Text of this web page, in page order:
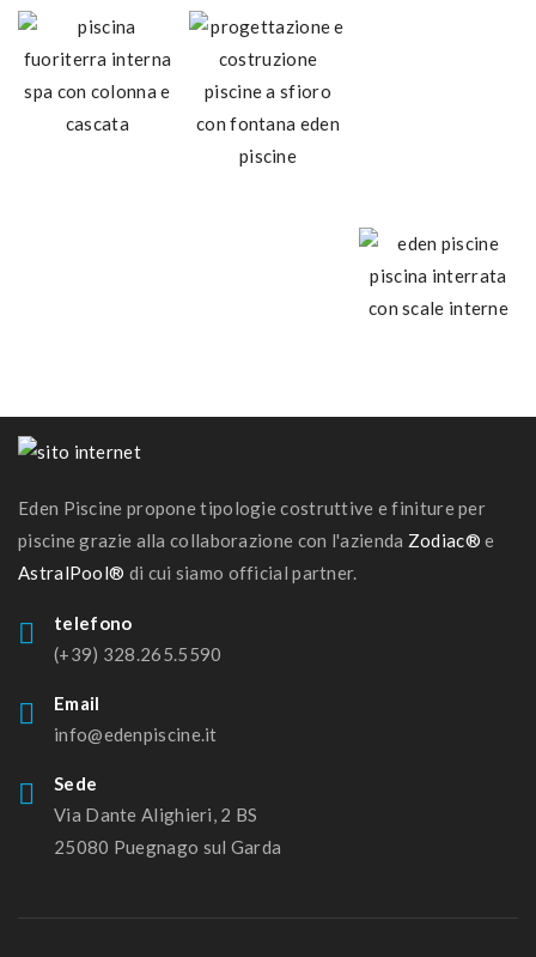
Eden Piscine propone tipologie costruttive e finiture per
piscine grazie alla collaborazione con l'azienda Zodiac® e
AstralPool® di cui siamo official partner.
telefono
(+39) 328.265.5590
Email
info@edenpiscine.it
Sede
Via Dante Alighieri, 2 BS
25080 Puegnago sul Garda